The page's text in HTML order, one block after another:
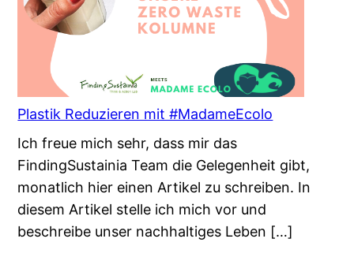
Plastik Reduzieren mit #MadameEcolo
Ich freue mich sehr, dass mir das
FindingSustainia Team die Gelegenheit gibt,
monatlich hier einen Artikel zu schreiben. In
diesem Artikel stelle ich mich vor und
beschreibe unser nachhaltiges Leben […]